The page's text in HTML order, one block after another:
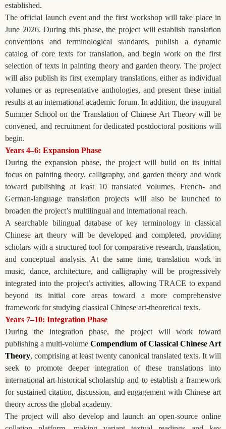
established.
The official launch event and the first workshop will take place in
June 2026. During this phase, the project will establish translation
conventions and terminological standards, publish a dynamic
catalog of core texts for translation, and begin work on the first
selection of texts in painting theory and garden theory. The project
will also publish its first exemplary translations, either as individual
volumes or as representative anthologies, and present these initial
results at an international academic forum. In addition, the inaugural
Summer School on the Translation of Chinese Art Theory will be
convened, and recruitment for dedicated postdoctoral positions will
begin.
Years 4–6: Expansion Phase
During the expansion phase, the project will build on its initial
focus on painting theory, calligraphy, and garden theory and work
toward publishing at least 10 translated volumes. French- and
German-language translation projects will also be launched to
broaden the project’s multilingual and international reach.
A searchable bilingual database of key terminology in classical
Chinese art theory will be developed and completed, providing
scholars with a structured tool for comparative research, translation,
and conceptual analysis. At the same time, translation work in
music, dance, architecture, and calligraphy will be progressively
integrated into the project’s activities, allowing TRACE to expand
beyond its initial core areas toward a more comprehensive
framework for studying classical Chinese art-theoretical texts.
Years 7–10: Integration Phase
During the integration phase, the project will work toward
publishing a multi-volumeCompendium of Classical Chinese Art
Theory, comprising at least twenty canonical translated texts. It will
seek to promote deeper integration of these translations into
international art-historical scholarship and to establish a framework
for sustained citation, discussion, and engagement with Chinese art
theory across the global academy.
The project will also develop and launch an open-source online